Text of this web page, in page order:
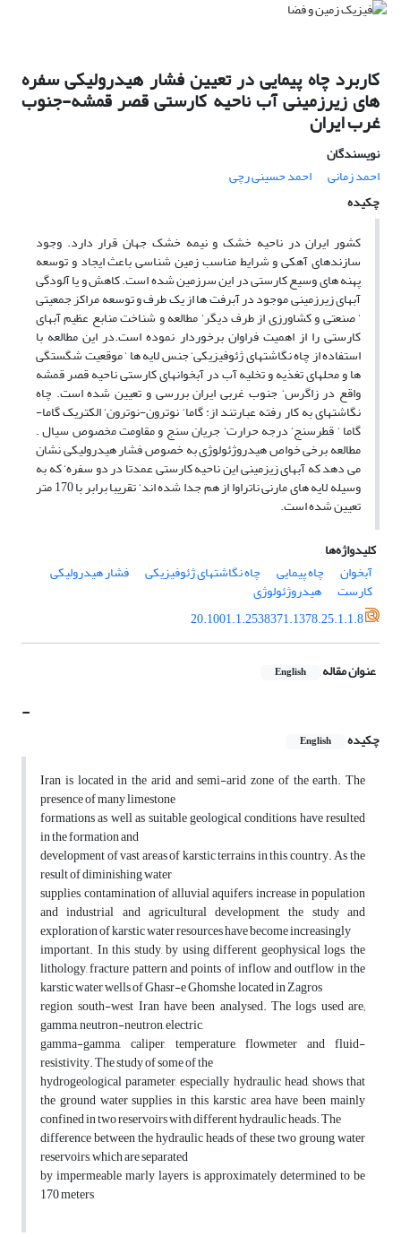
کاربرد چاه پیمایی در تعیین فشار هیدرولیکی سفره
های زیرزمینی آب ناحیه کارستی قصر قمشه-جنوب
غرب ایران
نویسندگان
احمد زمانی
احمد حسینی رچی
چکیده
کشور ایران در ناحیه خشک و نیمه خشک جهان قرار دارد. وجود
سازندهای آهکی و شرایط مناسب زمین شناسی باعث ایجاد و توسعه
پهنه های وسیع کارستی در این سرزمین شده است. کاهش و یا آلودگی
آبهای زیرزمینی موجود در آبرفت ها از یک طرف و توسعه مراکز جمعیتی
‘ صنعتی و کشاورزی از طرف دیگر‘ مطالعه و شناخت منابع عظیم آبهای
کارستی را از اهمیت فراوان برخوردار نموده است.در این مطالعه با
استفاده از چاه نگاشتهای ژئوفیزیکی‘ جنس لایه ها ‘ موقعیت شگستگی
ها و محلهای تغذیه و تخلیه آب در آبخوانهای کارستی ناحیه قصر قمشه
واقع در زاگرس‘ جنوب غربی ایران بررسی و تعیین شده است. چاه
نگاشتهای به کار رفته عبارتند از: گاما‘ نوترون-نوترون‘ الکتریک گاما-
گاما ‘ قطرسنج‘ درجه حرارت‘ جریان سنج و مقاومت مخصوص سیال .
مطالعه برخی خواص هیدروژئولوژی به خصوص فشار هیدرولیکی نشان
می دهد که آبهای زیزمینی این ناحیه کارستی عمدتا در دو سفره‘ که به
وسیله لایه های مارنی ناتراوا از هم جدا شده اند‘ تقریبا برابر با 170 متر
تعیین شده است.
کلیدواژه‌ها
آبخوان
چاه پیمایی چاه نگاشتهای ژئوفیزیکی فشار هیدرولیکی
کارست
هیدروژئولوژی
20.1001.1.2538371.1378.25.1.1.8
عنوان مقاله English
-
چکیده English
Iran is located in the arid and semi-arid zone of the earth. The
presence of many limestone
formations as well as suitable geological conditions have resulted
in the formation and
development of vast areas of karstic terrains in this country. As the
result of diminishing water
supplies, contamination of alluvial aquifers, increase in population
and industrial and agricultural development, the study and
exploration of karstic water resources have become increasingly
important. In this study, by using different geophysical logs, the
lithology, fracture pattern and points of inflow and outflow in the
karstic water wells of Ghasr-e Ghomshe, located in Zagros
region, south-west Iran have been analysed. The logs used are;
gamma, neutron-neutron, electric,
gamma-gamma, caliper, temperature, flowmeter and fluid-
resistivity. The study of some of the
hydrogeological parameter, especially hydraulic head, shows that
the ground water supplies in this karstic area have been mainly
confined in two reservoirs with different hydraulic heads. The
difference between the hydraulic heads of these two groung water
reservoirs, which are separated
by impermeable marly layers, is approximately determined to be
170 meters